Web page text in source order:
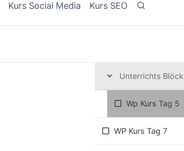
Kurs Social Media Kurs SEO
Unterrichts
Wp Kurs Tag 5
WP Kurs Tag 7